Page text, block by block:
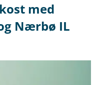
med
Nærbø IL